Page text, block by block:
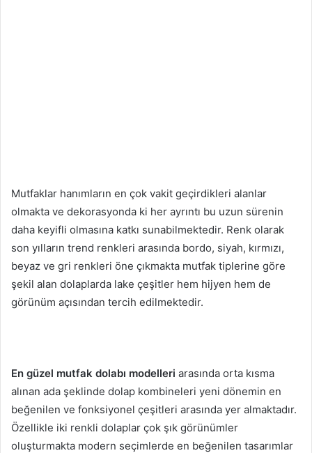
Mutfaklar hanımların en çok vakit geçirdikleri alanlar
olmakta ve dekorasyonda ki her ayrıntı bu uzun sürenin
daha keyifli olmasına katkı sunabilmektedir. Renk olarak
son yılların trend renkleri arasında bordo, siyah, kırmızı,
beyaz ve gri renkleri öne çıkmakta mutfak tiplerine göre
şekil alan dolaplarda lake çeşitler hem hijyen hem de
görünüm açısından tercih edilmektedir.
En güzel mutfak dolabı modelleri arasında orta kısma
alınan ada şeklinde dolap kombineleri yeni dönemin en
beğenilen ve fonksiyonel çeşitleri arasında yer almaktadır.
Özellikle iki renkli dolaplar çok şık görünümler
oluşturmakta modern seçimlerde en beğenilen tasarımlar